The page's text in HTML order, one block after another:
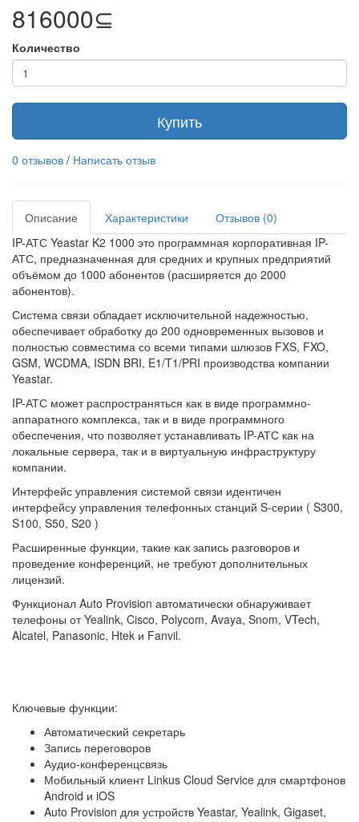
816000⊆
Количество
Купить
0 отзывов / Написать отзыв
Описание Характеристики
Отзывов (0)
IP-АТС Yeastar K2 1000 это программная корпоративная IP-
АТС, предназначенная для средних и крупных предприятий
объёмом до 1000 абонентов (расширяется до 2000
абонентов).
Система связи обладает исключительной надежностью,
обеспечивает обработку до 200 одновременных вызовов и
полностью совместима со всеми типами шлюзов FXS, FXO,
GSM, WCDMA, ISDN BRI, E1/T1/PRI производства компании
Yeastar.
IP-АТС может распространяться как в виде программно-
аппаратного комплекса, так и в виде программного
обеспечения, что позволяет устанавливать IP-АТС как на
локальные сервера, так и в виртуальную инфраструктуру
компании.
Интерфейс управления системой связи идентичен
интерфейсу управления телефонных станций S-серии ( S300,
S100, S50, S20 )
Расширенные функции, такие как запись разговоров и
проведение конференций, не требуют дополнительных
лицензий.
Функционал Auto Provision автоматически обнаруживает
телефоны от Yealink, Cisco, Polycom, Avaya, Snom, VTech,
Alcatel, Panasonic, Htek и Fanvil.
Ключевые функции:
Автоматический секретарь
Запись переговоров
Аудио-конференцсвязь
Мобильный клиент Linkus Cloud Service для смартфонов
Android и iOS
Auto Provision для устройств Yeastar, Yealink, Gigaset,